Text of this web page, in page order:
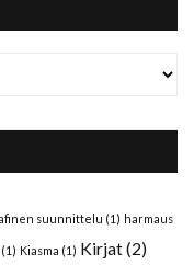
suunnittelu (1) harmaus
(1) Kiasma (1) Kirjat(2)